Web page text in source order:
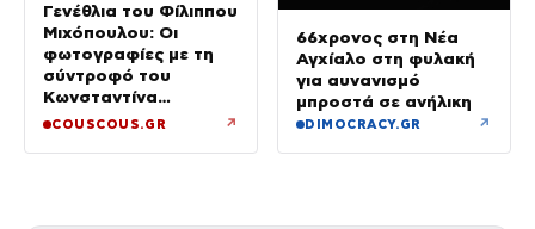
Γενέθλια του Φίλιππου
Μιχόπουλου: Οι
φωτογραφίες με τη
σύντροφό του
Κωνσταντίνα
Ευρυπίδου και το
COUSCOUS.GR ↗
66χρονος στη Νέα
Αγχίαλο στη φυλακή
για αυνανισμό
μπροστά σε ανήλικη
DIMOCRACY.GR ↗